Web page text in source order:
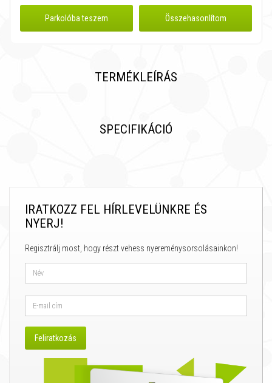
Parkolóba teszem Összehasonlítom
TERMÉKLEÍRÁS
SPECIFIKÁCIÓ
IRATKOZZ FEL HÍRLEVELÜNKRE ÉS
NYERJ!
Regisztrálj most, hogy részt vehess nyereménysorsolásainkon!